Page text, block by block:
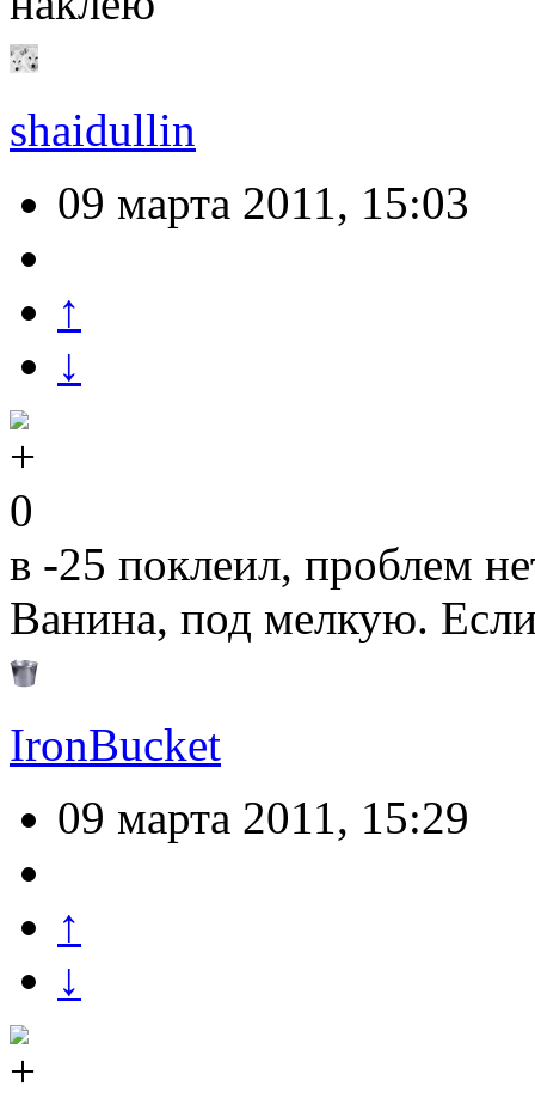
shaidullin
09 марта 2011, 15:03
↑
↓
0
в -25 поклеил, проблем
Ванина, под мелкую.
IronBucket
09 марта 2011, 15:29
↑
↓